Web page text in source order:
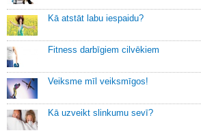
Kā atstāt labu iespaidu?
Fitness darbīgiem cilvēkiem
Veiksme mīl veiksmīgos!
Kā uzveikt slinkumu sevī?